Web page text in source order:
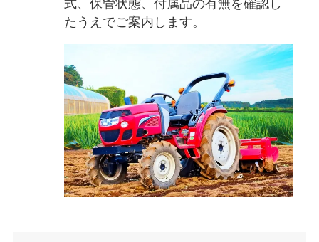
式、保管状態、付属品の有無を確認し
たうえでご案内します。